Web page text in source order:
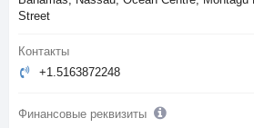
Street
Контакты
+1.5163872248
Финансовые реквизиты